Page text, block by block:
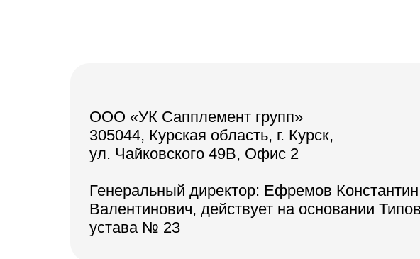
ООО «УК Сапплемент групп»
305044, Курская область, г. Курск,
ул. Чайковского 49В, Офис 2
Генеральный директор: Ефремов Константин
Валентинович, действует на основании
устава № 23